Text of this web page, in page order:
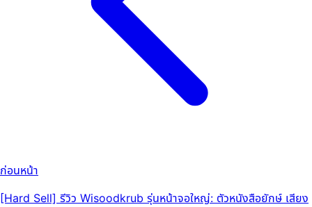
ก่อนหน้า
[Hard Sell] รีวิว Wisoodkrub รุ่นหน้าจอใหญ่: ตัวหนังสือยักษ์ เสียง